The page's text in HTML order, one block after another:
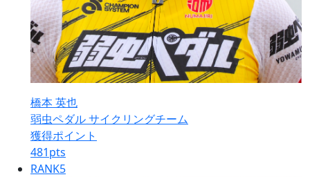
橋本 英也
弱虫ペダル サイクリングチーム
獲得ポイント
481pts
RANK5